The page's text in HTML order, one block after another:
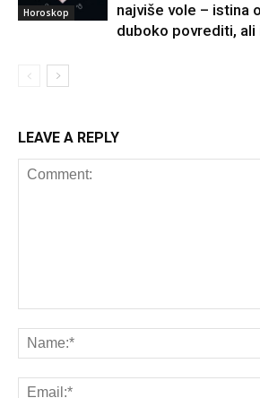
Horoskop
najviše vole – istina
duboko povrediti, ali
LEAVE A REPLY